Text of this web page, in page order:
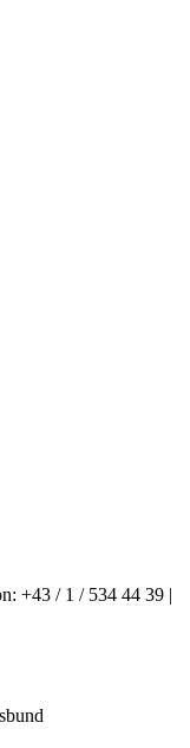
+43 / 1 / 534 44 39 |